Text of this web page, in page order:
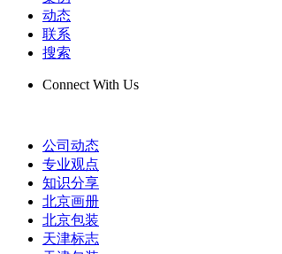
动态
联系
搜索
Connect With Us
公司动态
专业观点
知识分享
北京画册
北京包装
天津标志